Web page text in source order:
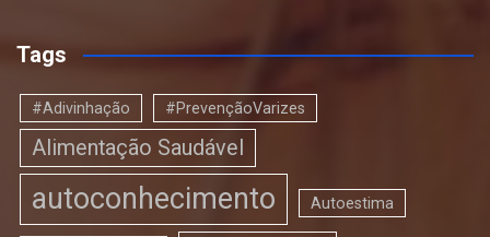
Tags
#Adivinhação #PrevençãoVarizes
Alimentação Saudável
autoconhecimento Autoestima